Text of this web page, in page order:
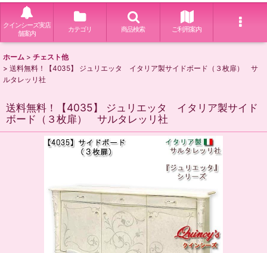
クインシーズ実店
舗案内
カテゴリ 商品検索 ご利用案内
ホーム > チェスト他
> 送料無料！【4035】 ジュリエッタ イタリア製サイドボード（３枚扉） サ
ルタレッリ社
送料無料！【4035】 ジュリエッタ イタリア製サイド
ボード（３枚扉） サルタレッリ社